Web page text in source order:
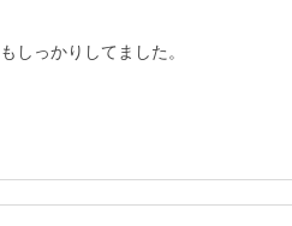
しっかりしてました。